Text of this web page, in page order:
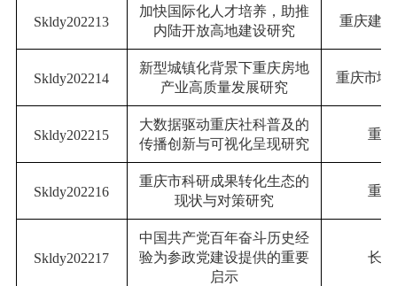
Skldy202213
加快国际化人才培养，助推
内陆开放高地建设研究
重庆建
Skldy202214
新型城镇化背景下重庆房地
产业高质量发展研究
重庆市地
Skldy202215
大数据驱动重庆社科普及的
传播创新与可视化呈现研究
重
Skldy202216
重庆市科研成果转化生态的
现状与对策研究
重
Skldy202217
中国共产党百年奋斗历史经
验为参政党建设提供的重要
启示
长